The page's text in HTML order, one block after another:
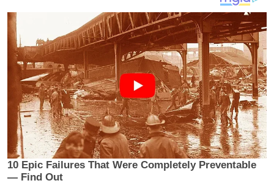
खे
ल
क्रि
के
ट
P
L
2
0
2